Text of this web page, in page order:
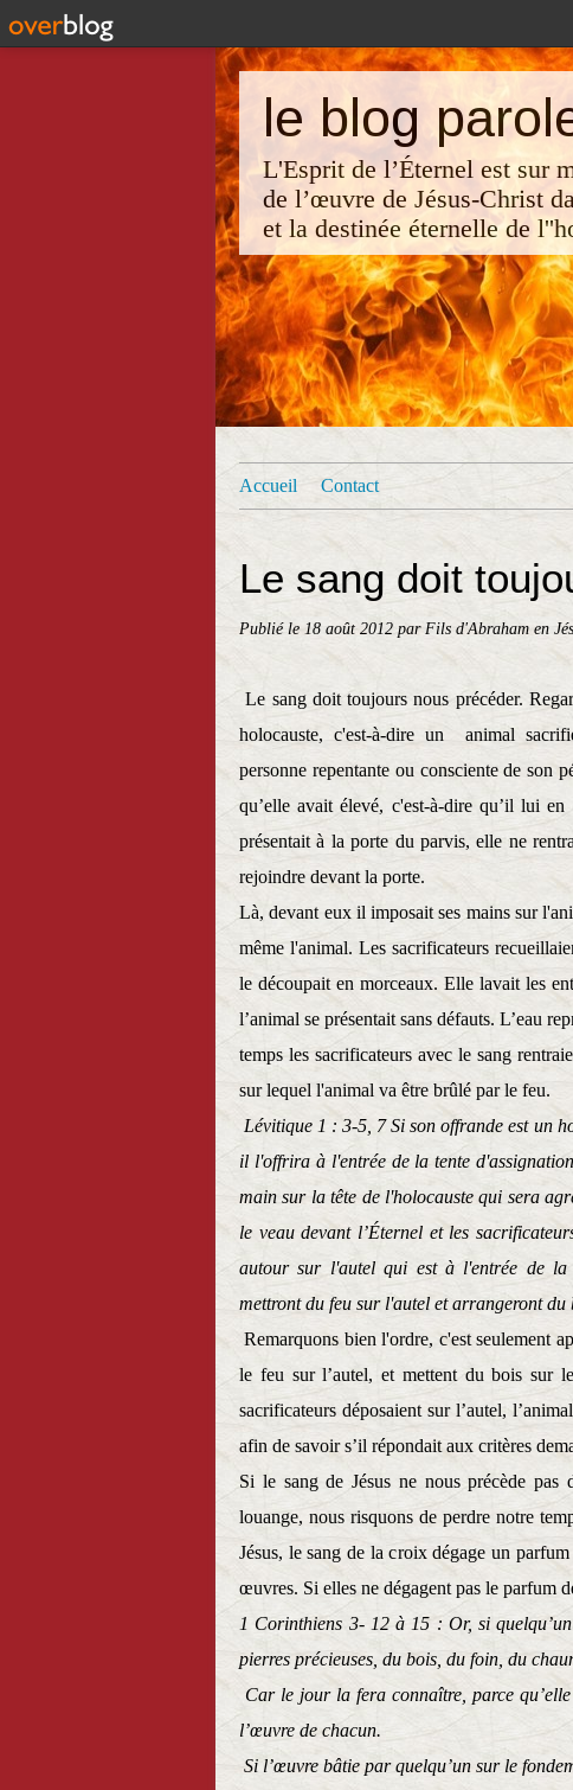
le blog
L'Esprit de l’Éternel est sur
de l’œuvre de Jésus-Christ
et la destinée éternelle de
Accueil Contact
Le sang doit
Publié le 18 août 2012 par Fils d'Abraham en
Le sang doit toujours nous précéder.
holocauste, c'est-à-dire un
animal
personne repentante ou consciente de son
qu’elle avait élevé, c'est-à-dire qu’il lui
présentait à la porte du parvis, elle ne
rejoindre devant la porte.
Là, devant eux il imposait ses mains sur
même l'animal. Les sacrificateurs
le découpait en morceaux. Elle lavait les
l’animal se présentait sans défauts. L’eau
temps les sacrificateurs avec le sang
sur lequel l'animal va être brûlé par le feu.
Lévitique 1 : 3-5, 7 Si son offrande est un
il l'offrira à l'entrée de la tente
main sur la tête de l'holocauste qui sera
le veau devant l’Éternel et les
autour sur l'autel qui est à l'entrée de la
mettront du feu sur l'autel et arrangeront du
Remarquons bien l'ordre, c'est seulement
le feu sur l’autel, et mettent du bois sur
sacrificateurs déposaient sur l’autel,
afin de savoir s’il répondait aux critères
Si le sang de Jésus ne nous précède pas
louange, nous risquons de perdre notre
Jésus, le sang de la croix dégage un
œuvres. Si elles ne dégagent pas le parfum
1 Corinthiens 3- 12 à 15 : Or, si
pierres précieuses, du bois, du foin, du
Car le jour la fera connaître, parce
l’œuvre de chacun.
Si l’œuvre bâtie par quelqu’un sur le